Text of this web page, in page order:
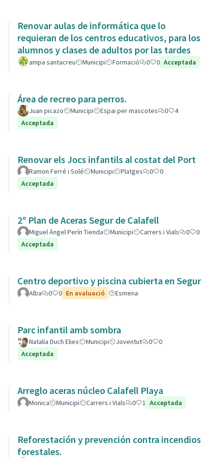
Renovar aulas de informática que lo
requieran de los centros educativos, para los
alumnos y clases de adultos por las tardes
ampa santacreu Municipi Formació 0 0 Acceptada
Área de recreo para perros.
Juan picazo Municipi Espai per mascotes 0
4
Acceptada
Renovar els Jocs infantils al costat del Port
Ramon Ferré i Solé Municipi Platges 0
0
Acceptada
2º Plan de Aceras Segur de Calafell
Miguel Ángel Perín Tienda Municipi Carrers i Vials 0
0
Acceptada
Centro deportivo y piscina cubierta en Segur
Alba 0 0 En avaluació Esmena
Parc infantil amb sombra
Natalia Duch Elies Municipi Joventut 0
0
Acceptada
Arreglo aceras núcleo Calafell Playa
Monica Municipi Carrers i Vials 0 1 Acceptada
Reforestación y prevención contra incendios
forestales.